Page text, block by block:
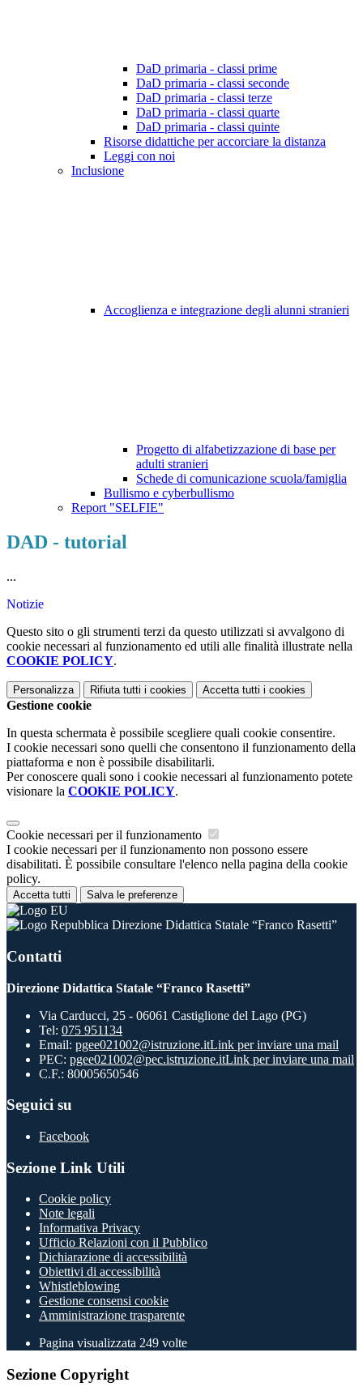
DaD primaria - classi prime
DaD primaria - classi seconde
DaD primaria - classi terze
DaD primaria - classi quarte
DaD primaria - classi quinte
Risorse didattiche per accorciare la distanza
Leggi con noi
Inclusione
Accoglienza e integrazione degli alunni stranieri
Progetto di alfabetizzazione di base per
adulti stranieri
Schede di comunicazione scuola/famiglia
Bullismo e cyberbullismo
Report "SELFIE"
DAD - tutorial
...
Notizie
Questo sito o gli strumenti terzi da questo utilizzati si avvalgono di
cookie necessari al funzionamento ed utili alle finalità illustrate nella
COOKIE POLICY.
Personalizza Rifiuta tutti i cookies Accetta tutti i cookies
Gestione cookie
In questa schermata è possibile scegliere quali cookie consentire.
I cookie necessari sono quelli che consentono il funzionamento della
piattaforma e non è possibile disabilitarli.
Per conoscere quali sono i cookie necessari al funzionamento potete
visionare la COOKIE POLICY.
Cookie necessari per il funzionamento
I cookie necessari per il funzionamento non possono essere
disabilitati. È possibile consultare l'elenco nella pagina della cookie
policy.
Accetta tutti Salva le preferenze
Direzione Didattica Statale “Franco Rasetti”
Contatti
Direzione Didattica Statale “Franco Rasetti”
Via Carducci, 25 - 06061 Castiglione del Lago (PG)
Tel: 075 951134
Email: pgee021002@istruzione.itLink per inviare una mail
PEC: pgee021002@pec.istruzione.itLink per inviare una mail
C.F.: 80005650546
Seguici su
Facebook
Sezione Link Utili
Cookie policy
Note legali
Informativa Privacy
Ufficio Relazioni con il Pubblico
Dichiarazione di accessibilità
Obiettivi di accessibilità
Whistleblowing
Gestione consensi cookie
Amministrazione trasparente
Pagina visualizzata 249 volte
Sezione Copyright